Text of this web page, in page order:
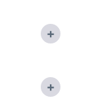
+
+